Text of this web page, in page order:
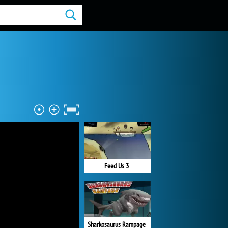
Feed Us 3
Sharkosaurus Rampage